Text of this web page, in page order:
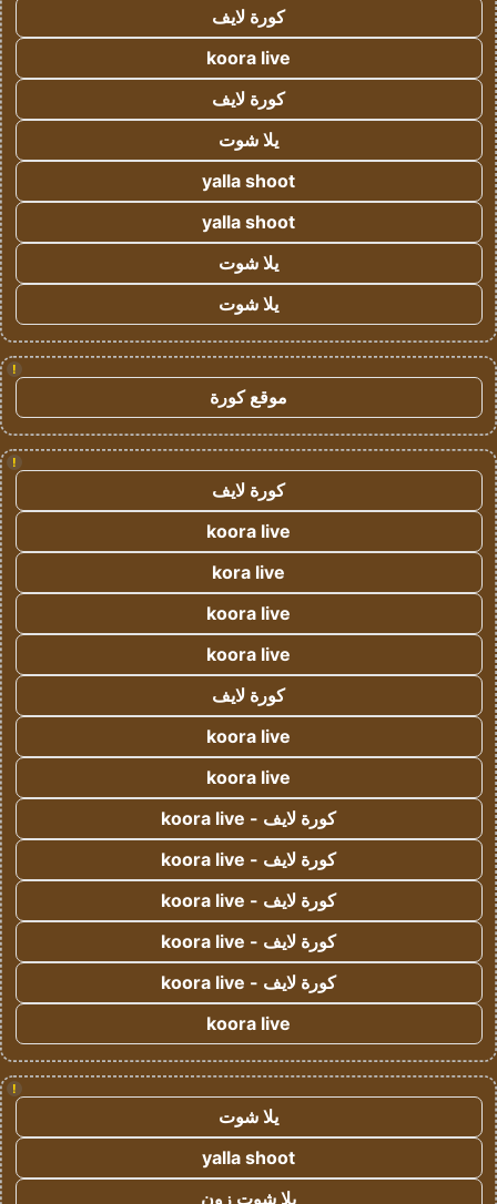
كورة لايف
koora live
كورة لايف
يلا شوت
yalla shoot
yalla shoot
يلا شوت
يلا شوت
!
موقع كورة
!
كورة لايف
koora live
kora live
koora live
koora live
كورة لايف
koora live
koora live
كورة لايف - koora live
كورة لايف - koora live
كورة لايف - koora live
كورة لايف - koora live
كورة لايف - koora live
koora live
!
يلا شوت
yalla shoot
يلا شوت زون